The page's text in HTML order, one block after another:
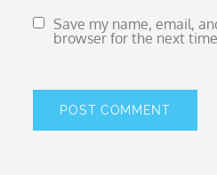
Save my name, email,
browser for the next